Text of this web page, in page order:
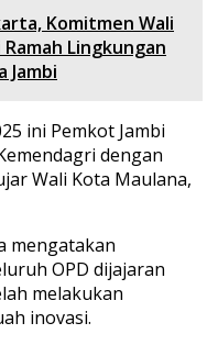
Komitmen Wali
Lingkungan
Jambi
ini Pemkot Jambi
dengan
Wali Kota Maulana,
mengatakan
OPD dijajaran
melakukan
inovasi.